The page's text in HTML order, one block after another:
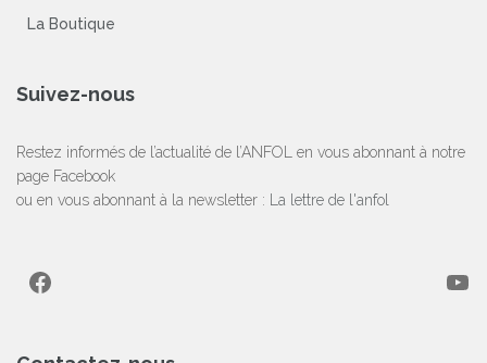
La Boutique
Suivez-nous
Restez informés de l’actualité de l’ANFOL en vous abonnant à notre
page Facebook
ou en vous abonnant à la newsletter :
La lettre de l'anfol